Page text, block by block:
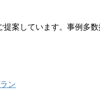
案しています。事例多数
ン